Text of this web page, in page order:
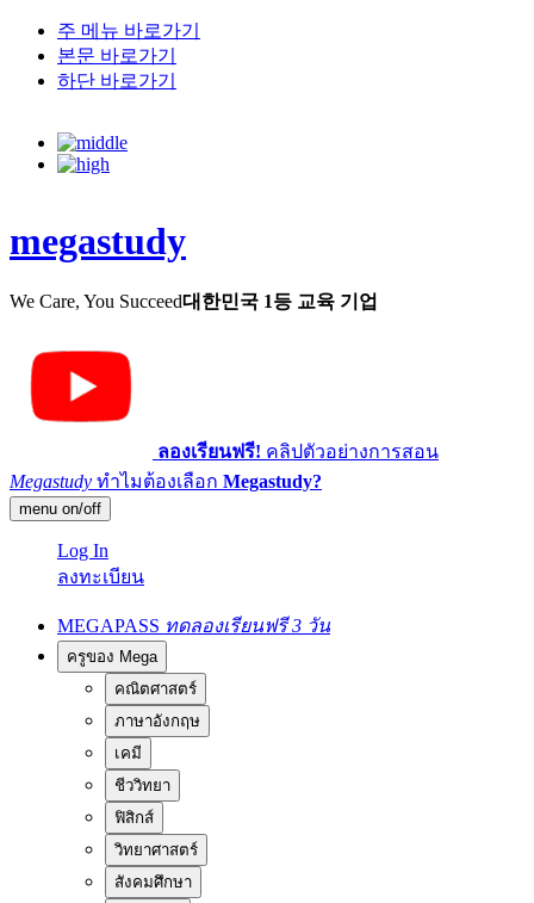
주 메뉴 바로가기
본문 바로가기
하단 바로가기
megastudy
We Care, You Succeed대한민국 1등 교육 기업
ลองเรียนฟรี! คลิปตัวอย่างการสอน
Megastudy ทำไมต้องเลือก Megastudy?
menu on/off
Log In
ลงทะเบียน
MEGAPASS ทดลองเรียนฟรี 3 วัน
ครูของ Mega
คณิตศาสตร์
ภาษาอังกฤษ
เคมี
ชีววิทยา
ฟิสิกส์
วิทยาศาสตร์
สังคมศึกษา